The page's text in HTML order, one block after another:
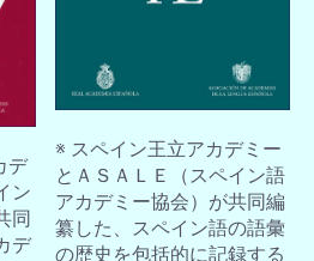
デ
ン
同
デ
※ スペイン王立アカデミー
とＡＳＡＬＥ（スペイン語
アカデミー協会）が共同編
纂した、スペイン語の語彙
の歴史を包括的に記録する